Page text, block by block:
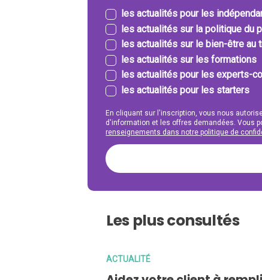
les actualités pour les
les actualités sur la politique du
les actualités sur le bien-être au
les actualités sur les formations
les actualités pour les experts-
les actualités pour les starters
En cliquant sur l'inscription, vous nous
d'information et les offres demandées. Vous
renseignements dans notre politique de
Les plus consultés
ACTUALITÉ